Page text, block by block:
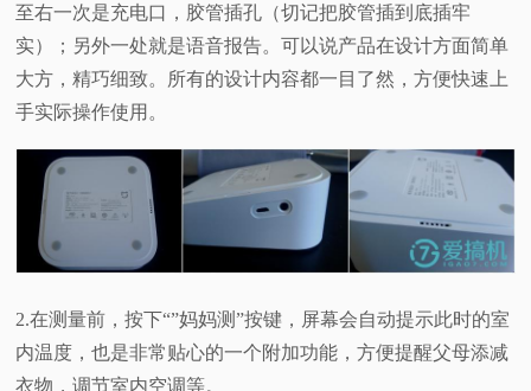
至右一次是充电口，胶管插孔（切记把胶管插到底插牢
实）；另外一处就是语音报告。可以说产品在设计方面简单
大方，精巧细致。所有的设计内容都一目了然，方便快速上
手实际操作使用。
2.在测量前，按下“”妈妈测”按键，屏幕会自动提示此时的室
内温度，也是非常贴心的一个附加功能，方便提醒父母添减
衣物，调节室内空调等。